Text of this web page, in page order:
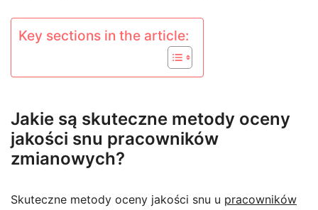
Key sections in the article:
Jakie są skuteczne metody oceny
jakości snu pracowników
zmianowych?
Skuteczne metody oceny jakości snu u pracowników